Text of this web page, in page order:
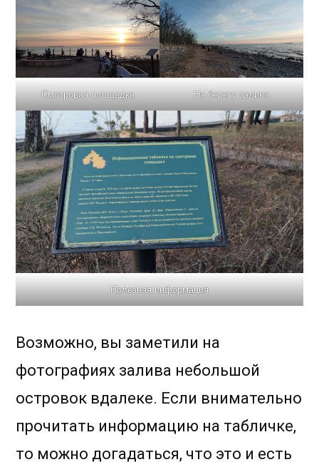
Смотровая площадка На берегу залива
Полезная информация
Возможно, вы заметили на
фотографиях залива небольшой
островок вдалеке. Если внимательно
прочитать информацию на табличке,
то можно догадаться, что это и есть